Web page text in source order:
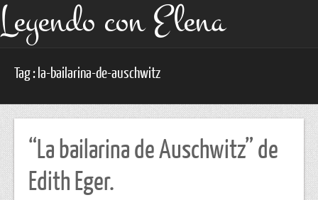
Leyendo con Elena
Tag : la-bailarina-de-auschwitz
“La bailarina de Auschwitz” de
Edith Eger.